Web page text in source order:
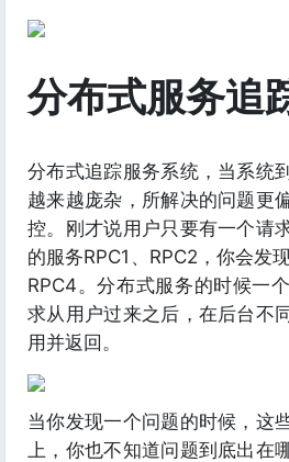
分布式服务追
分布式追踪服务系统，当系统
越来越庞杂，所解决的问题更
控。刚才说用户只要有一个请
的服务RPC1、RPC2，你会发
RPC4。分布式服务的时候一
求从用户过来之后，在后台不
用并返回。
当你发现一个问题的时候，这
上，你也不知道问题到底出在